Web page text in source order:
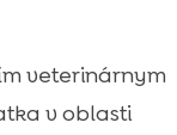
veterinárnym
v oblasti